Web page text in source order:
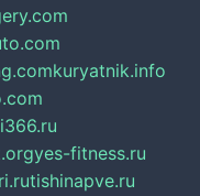
kuryatnik.info
yes-fitness.ru
tishinapve.ru